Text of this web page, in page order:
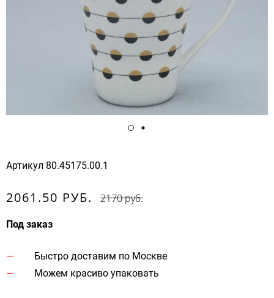
Артикул 80.45175.00.1
2061.50 РУБ. 2170 руб.
Под заказ
Быстро доставим по Москве
Можем красиво упаковать